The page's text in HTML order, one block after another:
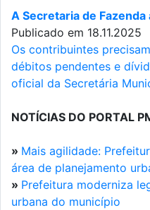
A Secretaria de
Publicado em 18.11.2025
Os contribuintes
débitos pendentes e
oficial da Secretária
NOTÍCIAS DO PORTAL
» Mais agilidade:
área de planejamento
» Prefeitura moderniza
urbana do município